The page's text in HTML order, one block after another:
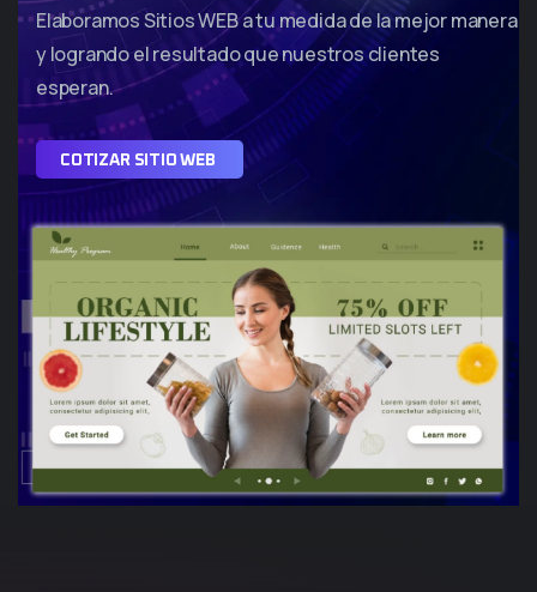
Elaboramos Sitios WEB a tu medida de la mejor manera
y logrando el resultado que nuestros clientes
esperan.
COT ZAR S T O W E B